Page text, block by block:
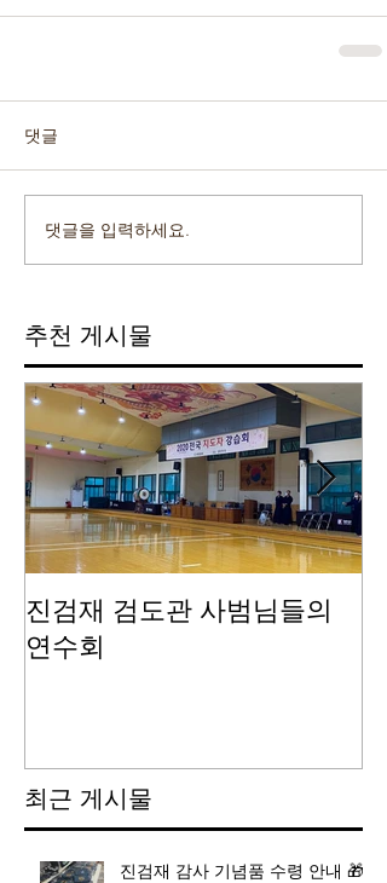
댓글
댓글을 입력하세요.
추천 게시물
진검재 검도관 사범님들의
연수회
최근 게시물
진검재 감사 기념품 수령 안내 🎁